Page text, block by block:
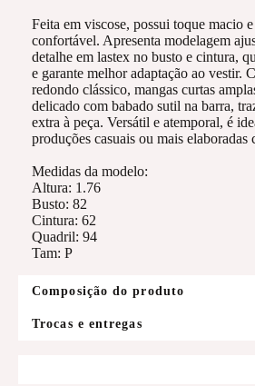
Feita em viscose, possui toque macio
confortável. Apresenta modelagem
detalhe em lastex no busto e cintura,
e garante melhor adaptação ao vestir.
redondo clássico, mangas curtas
delicado com babado sutil na barra,
extra à peça. Versátil e atemporal, é
produções casuais ou mais elaboradas
Medidas da modelo:
Altura: 1.76
Busto: 82
Cintura: 62
Quadril: 94
Tam: P
Composição do produto
Trocas e entregas